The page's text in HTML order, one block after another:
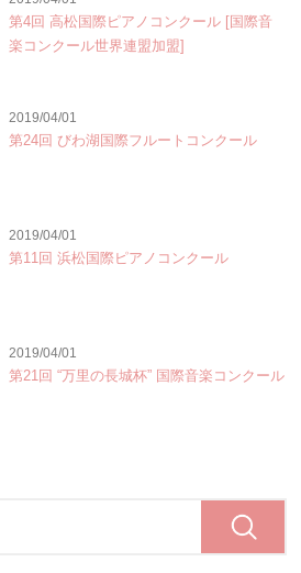
第4回 高松国際ピアノコンクール [国際音
楽コンクール世界連盟加盟]
2019/04/01
第24回 びわ湖国際フルートコンクール
2019/04/01
第11回 浜松国際ピアノコンクール
2019/04/01
第21回 “万里の長城杯” 国際音楽コンクール